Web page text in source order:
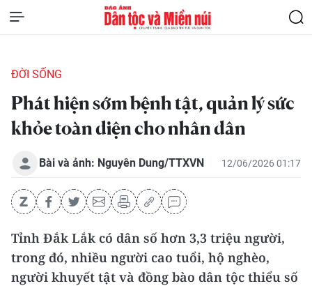
ĐỜI SỐNG
Phát hiện sớm bệnh tật, quản lý sức
khỏe toàn diện cho nhân dân
Bài và ảnh: Nguyên Dung/TTXVN 12/06/2026 01:17
Tỉnh Đắk Lắk có dân số hơn 3,3 triệu người,
trong đó, nhiều người cao tuổi, hộ nghèo,
người khuyết tật và đồng bào dân tộc thiểu số